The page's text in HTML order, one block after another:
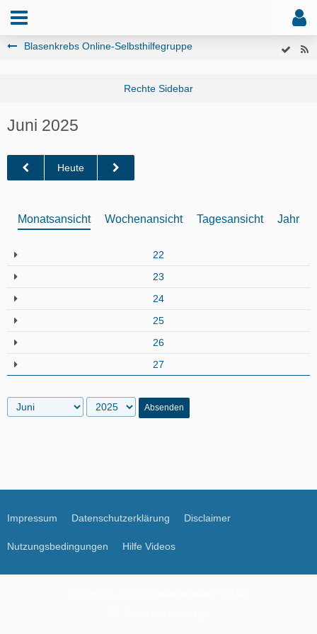
Blasenkrebs Online-Selbsthilfegruppe
Juni 2025
Heute
Monatsansicht Wochenansicht Tagesansicht
22
23
24
25
26
27
Absenden
Impressum Datenschutzerklärung Disclaimer
Nutzungsbedingungen Hilfe Videos